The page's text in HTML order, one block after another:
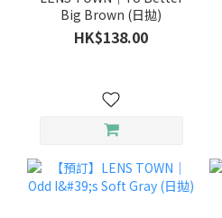
Big Brown (日拋)
HK$138.00